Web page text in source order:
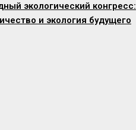
экологический конгресс:
и экология будущего